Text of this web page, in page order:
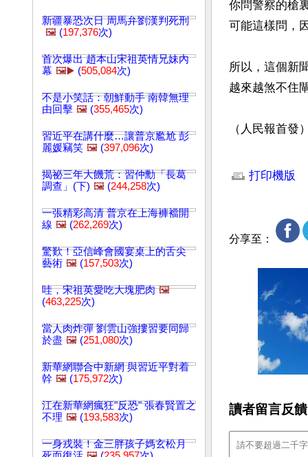
新疆暴恐次日 周馬弁劉漢判死刑
🖼️ (197,376次)
首次爆出 趙本山宋祖英情兄妹內
幕 🖼️▶️ (505,084次)
不是小笑話：朝鮮動手 南韓無理
由回擊 🖼️ (355,465次)
習近平在講什麼…讓普京尷尬 彭
麗媛竊笑 🖼️ (397,096次)
揭祕三年大饑荒：習仲勳「長葛
調查」(下) 🖼️ (244,258次)
一張精彩高清 普京在上海褲襠開
線 🖼️ (262,269次)
驚歎！亞信峰會國宴桌上的舌尖
藝術 🖼️ (157,503次)
哇，宋祖英愛吃大塊肥肉 🖼️
(463,225次)
當人肉炸彈 劉雲山強摟習要同歸
於盡 🖼️ (251,080次)
新華網聯合中新網 與習近平對着
幹 🖼️ (175,972次)
江在新華網瘋狂"反恐" 張春賢置之
不理 🖼️ (193,583次)
一身戎裝！金三胖孩子媽玄松月
你問警察的槍
可能這樣問，
所以，這個新
越來越煞不住
（人民報首發
打印機版
分享至：
讀者留言反